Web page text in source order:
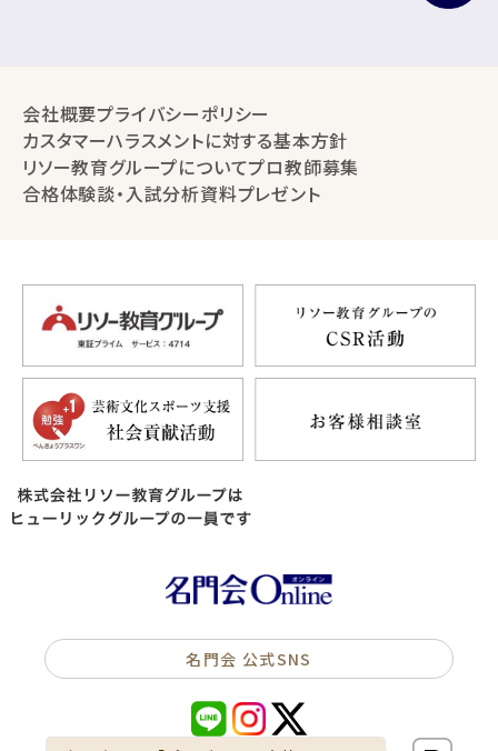
会社概要プライバシーポリシー
カスタマーハラスメントに対する基本方針
リソー教育グループについてプロ教師募集
合格体験談・入試分析資料プレゼント
名門会 公式SNS